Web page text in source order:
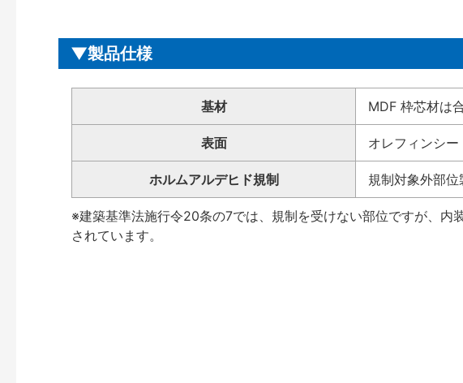
製品仕様
基材 MDF 枠芯材は
表面 オレフィンシー
ホルムアルデヒド規制 規制対象外部
※建築基準法施行令20条の7では、規制を受けない部位ですが、
されています。